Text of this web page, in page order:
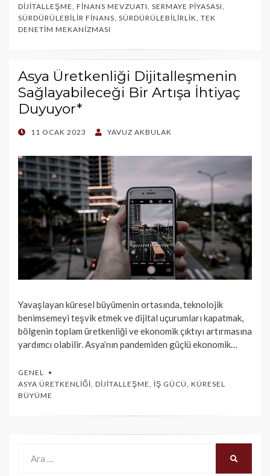
DIJITALLEŞME FINANS MEVZUATI SERMAYE PIYASASI
SÜRDÜRÜLEBILIR FINANS SÜRDÜRÜLEBILIRLIK TEK
DENETIM MEKANIZMASI
Asya Üretkenliği Dijitalleşmenin
Sağlayabileceği Bir Artışa İhtiyaç
Duyuyor*
POSTED
11 OCAK 2023 YAVUZ AKBULAK
Yavaşlayan küresel büyümenin ortasında, teknolojik
benimsemeyi teşvik etmek ve dijital uçurumları kapatmak,
bölgenin toplam üretkenliği ve ekonomik çıktıyı artırmasına
yardımcı olabilir. Asya’nın pandemiden güçlü ekonomik…
GENEL
ASYA ÜRETKENLIĞI, DIJITALLEŞME, İŞ GÜCÜ, KÜRESEL
BÜYÜME